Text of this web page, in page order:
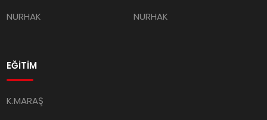
NURHAK NURHAK
EĞİTİM
K.MARAŞ